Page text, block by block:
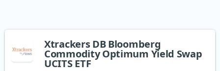
Xtrackers DB Bloomberg
Commodity Optimum Yield Swap
UCITS ETF